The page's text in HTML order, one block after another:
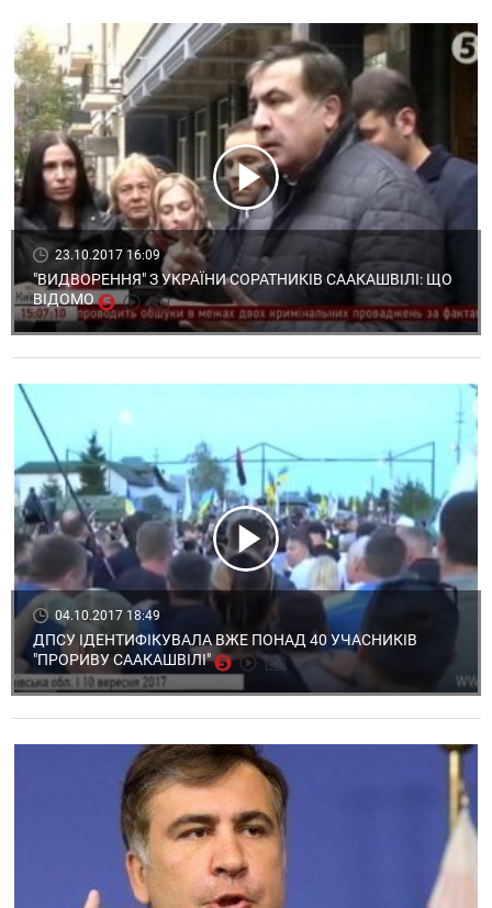
23.10.2017 16:09
"ВИДВОРЕННЯ" З УКРАЇНИ СОРАТНИКІВ СААКАШВІЛІ: ЩО
ВІДОМО
04.10.2017 18:49
ДПСУ ІДЕНТИФІКУВАЛА ВЖЕ ПОНАД 40 УЧАСНИКІВ
"ПРОРИВУ СААКАШВІЛІ"